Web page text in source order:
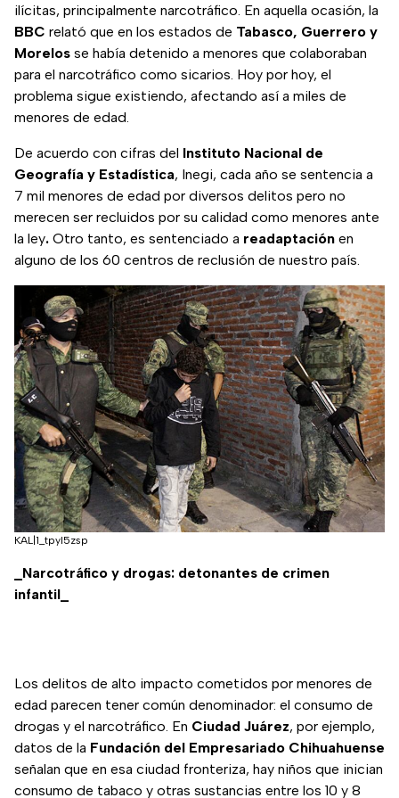
ilícitas, principalmente narcotráfico. En aquella ocasión, la
BBC relató que en los estados de Tabasco, Guerrero y
Morelos se había detenido a menores que colaboraban
para el narcotráfico como sicarios. Hoy por hoy, el
problema sigue existiendo, afectando así a miles de
menores de edad.
De acuerdo con cifras del Instituto Nacional de
Geografía y Estadística, Inegi, cada año se sentencia a
7 mil menores de edad por diversos delitos pero no
merecen ser recluidos por su calidad como menores ante
la ley. Otro tanto, es sentenciado a readaptación en
alguno de los 60 centros de reclusión de nuestro país.
KAL|1_tpyl5zsp
_Narcotráfico y drogas: detonantes de crimen
infantil_
Los delitos de alto impacto cometidos por menores de
edad parecen tener común denominador: el consumo de
drogas y el narcotráfico. En Ciudad Juárez, por ejemplo,
datos de la Fundación del Empresariado Chihuahuense
señalan que en esa ciudad fronteriza, hay niños que inician
consumo de tabaco y otras sustancias entre los 10 y 8